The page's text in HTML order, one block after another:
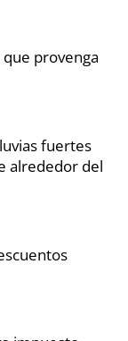
provenga
fuertes
alrededor del